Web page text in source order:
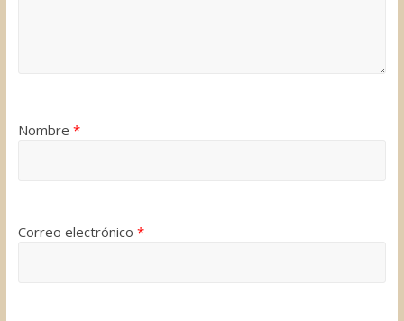
Nombre *
Correo electrónico *